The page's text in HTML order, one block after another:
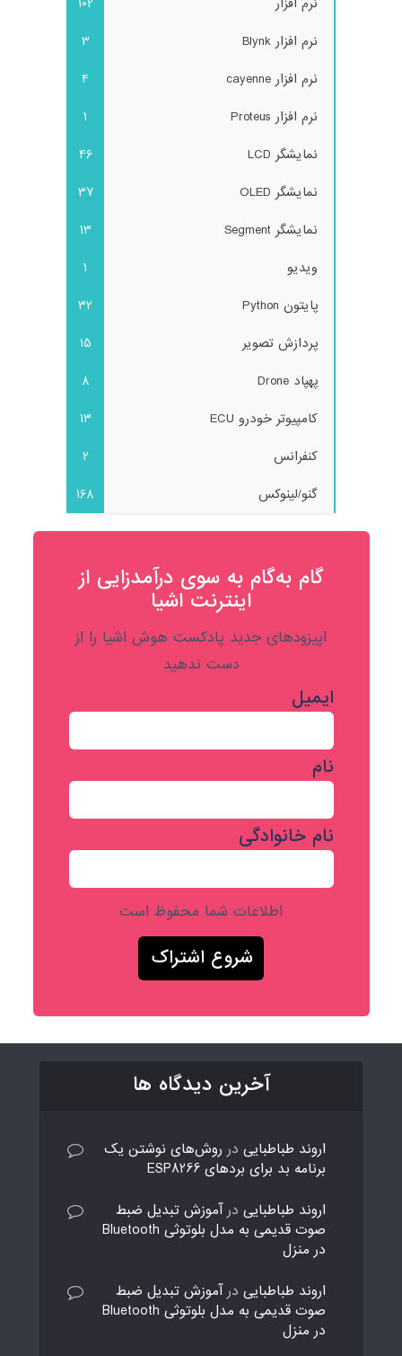
نرم افزار Blynk
3
نرم افزار cayenne
4
نرم افزار Proteus
1
نمایشگر LCD
46
نمایشگر OLED
37
نمایشگر Segment
13
ویدیو
1
پایتون Python
32
پردازش تصویر
15
پهپاد Drone
8
کامپیوتر خودرو ECU
13
کنفرانس
2
گنو/لینوکس
168
گام به‌گام به‌ سوی درآمدزایی از
اینترنت اشیا
اپیزودهای جدید پادکست هوش اشیا را از
دست ندهید
ایمیل
نام
نام خانوادگی
اطلاعات شما محفوظ است
آخرین دیدگاه ها
اروند طباطبایی در روش‌های نوشتن یک
برنامه بد برای بردهای ESP8266
اروند طباطبایی درآموزش تبدیل ضبط
صوت قدیمی به مدل بلوتوثی Bluetooth
در منزل
اروند طباطبایی درآموزش تبدیل ضبط
صوت قدیمی به مدل بلوتوثی Bluetooth
در منزل